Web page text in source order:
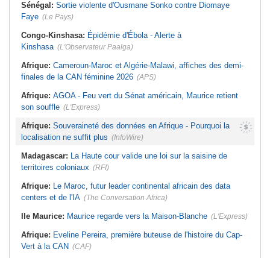
Sénégal: Sortie violente d'Ousmane Sonko contre Diomaye
Faye (Le Pays)
Congo-Kinshasa: Épidémie d'Ébola - Alerte à
Kinshasa (L'Observateur Paalga)
Afrique: Cameroun-Maroc et Algérie-Malawi, affiches des demi-
finales de la CAN féminine 2026 (APS)
Afrique: AGOA - Feu vert du Sénat américain, Maurice retient
son souffle (L'Express)
Afrique: Souveraineté des données en Afrique - Pourquoi la
localisation ne suffit plus (InfoWire)
Madagascar: La Haute cour valide une loi sur la saisine de
territoires coloniaux (RFI)
Afrique: Le Maroc, futur leader continental africain des data
centers et de l'IA (The Conversation Africa)
Ile Maurice: Maurice regarde vers la Maison-Blanche (L'Express)
Afrique: Eveline Pereira, première buteuse de l'histoire du Cap-
Vert à la CAN (CAF)